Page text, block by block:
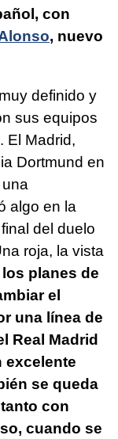
con
, nuevo
definido y
sus equipos
El Madrid,
Dortmund en
algo en la
del duelo
roja, la vista
planes de
el
una línea de
Real Madrid
excelente
se queda
con
cuando se